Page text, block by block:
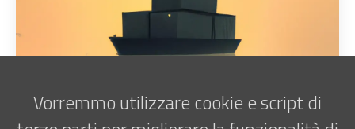
Vorremmo utilizzare cookie e script di